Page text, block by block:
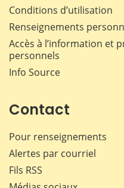
Conditions d’utilisation
Renseignements
Accès à l’information et
personnels
Info Source
Contact
Pour renseignements
Alertes par courriel
Fils RSS